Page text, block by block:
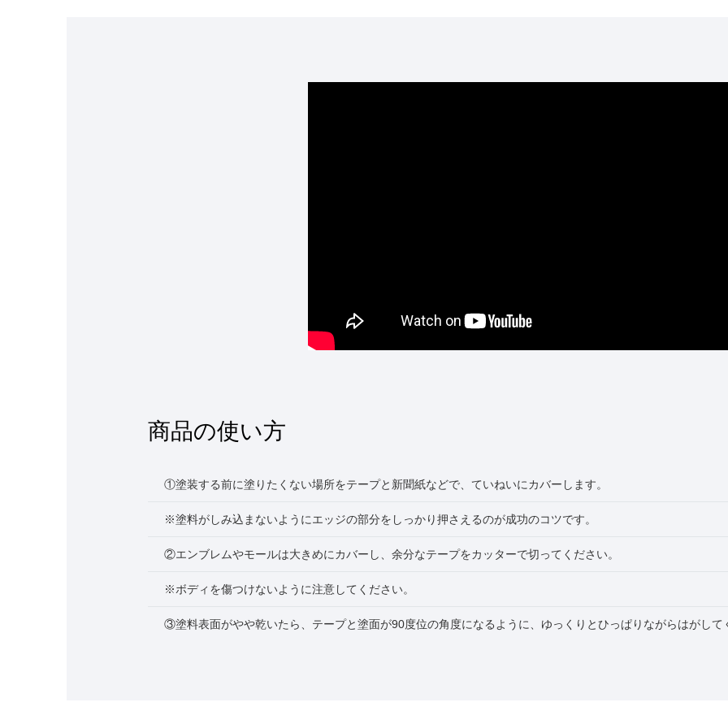
商品の使い方
①塗装する前に塗りたくない場所をテープと新聞紙などで、ていねいにカバーします。
※塗料がしみ込まないようにエッジの部分をしっかり押さえるのが成功のコツです。
②エンブレムやモールは大きめにカバーし、余分なテープをカッターで切ってください。
※ボディを傷つけないように注意してください。
③塗料表面がやや乾いたら、テープと塗面が90度位の角度になるように、ゆっくりとひっぱりながらはがして